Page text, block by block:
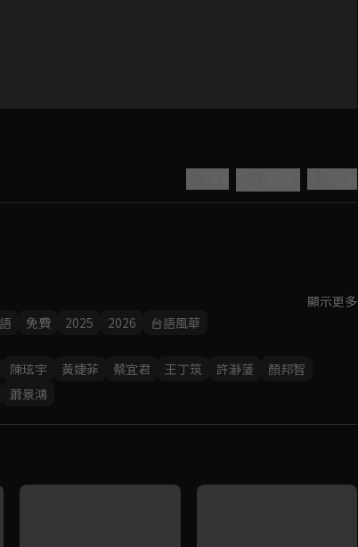
Play
Video
艱難成為女西裝師，並一針一線，縫製出燦爛的未來？
顯示更多
免費 2025 2026 台語風華
陳玹宇 黃婕菲 蔡宜君 王丁筑 許瀞蔆
顏邦智
蕭景鴻